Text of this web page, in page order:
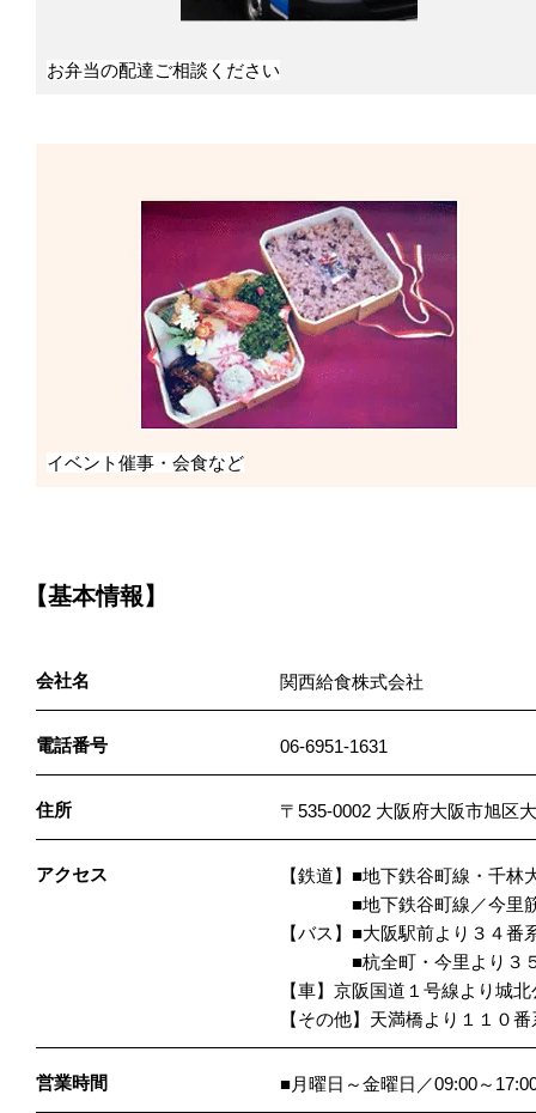
お弁当の配達ご相談ください
イベント催事・会食など
【基本情報】
会社名 関西給食株式会社
電話番号 06-6951-1631
住所 〒535-0002 大阪府大阪市旭区
アクセス
【鉄道】■地下鉄谷町線・千
■地下鉄谷町線／今里筋線
【バス】■大阪駅前より３４
■杭全町・今里より３５番
【車】京阪国道１号線より城
【その他】天満橋より１１０
営業時間 ■月曜日～金曜日／09:00～